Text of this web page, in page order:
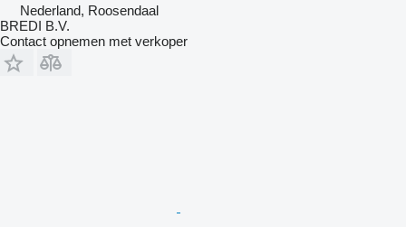
Nederland, Roosendaal
BREDI B.V.
Contact opnemen met verkoper